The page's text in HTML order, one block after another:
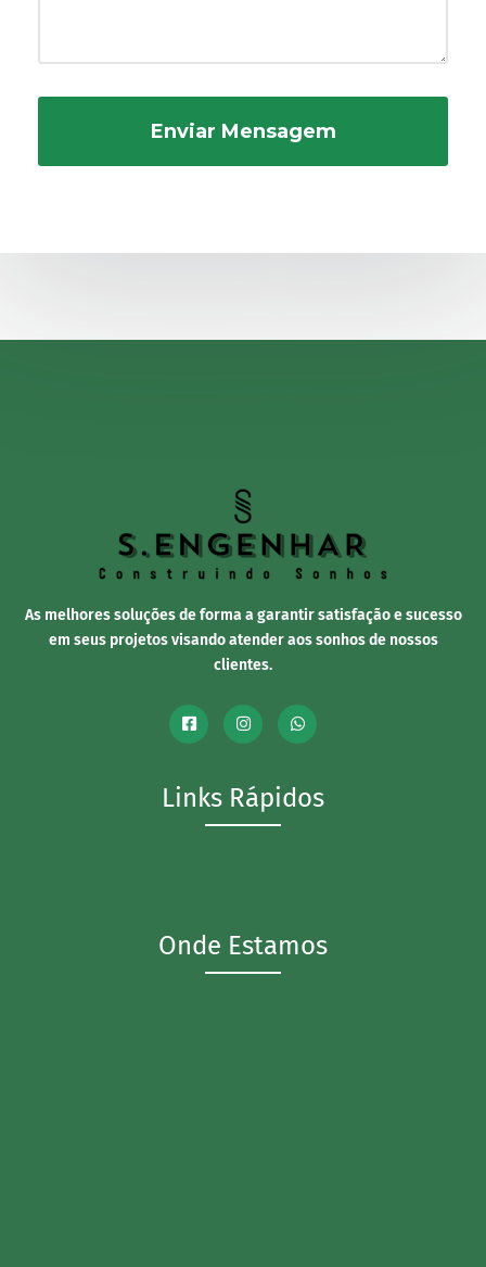
Enviar Mensagem
As melhores soluções de forma a garantir satisfação e sucesso
em seus projetos visando atender aos sonhos de nossos
clientes.
Links Rápidos
Onde Estamos